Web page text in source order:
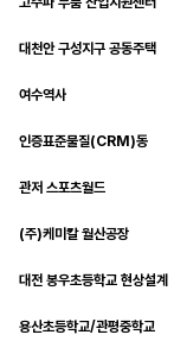
대천안 구성지구 공동주택
여수역사
인증표준물질(CRM)동
관저 스포츠월드
(주)케미칼 월산공장
대전 봉우초등학교 현상설계
용산초등학교/관평중학교